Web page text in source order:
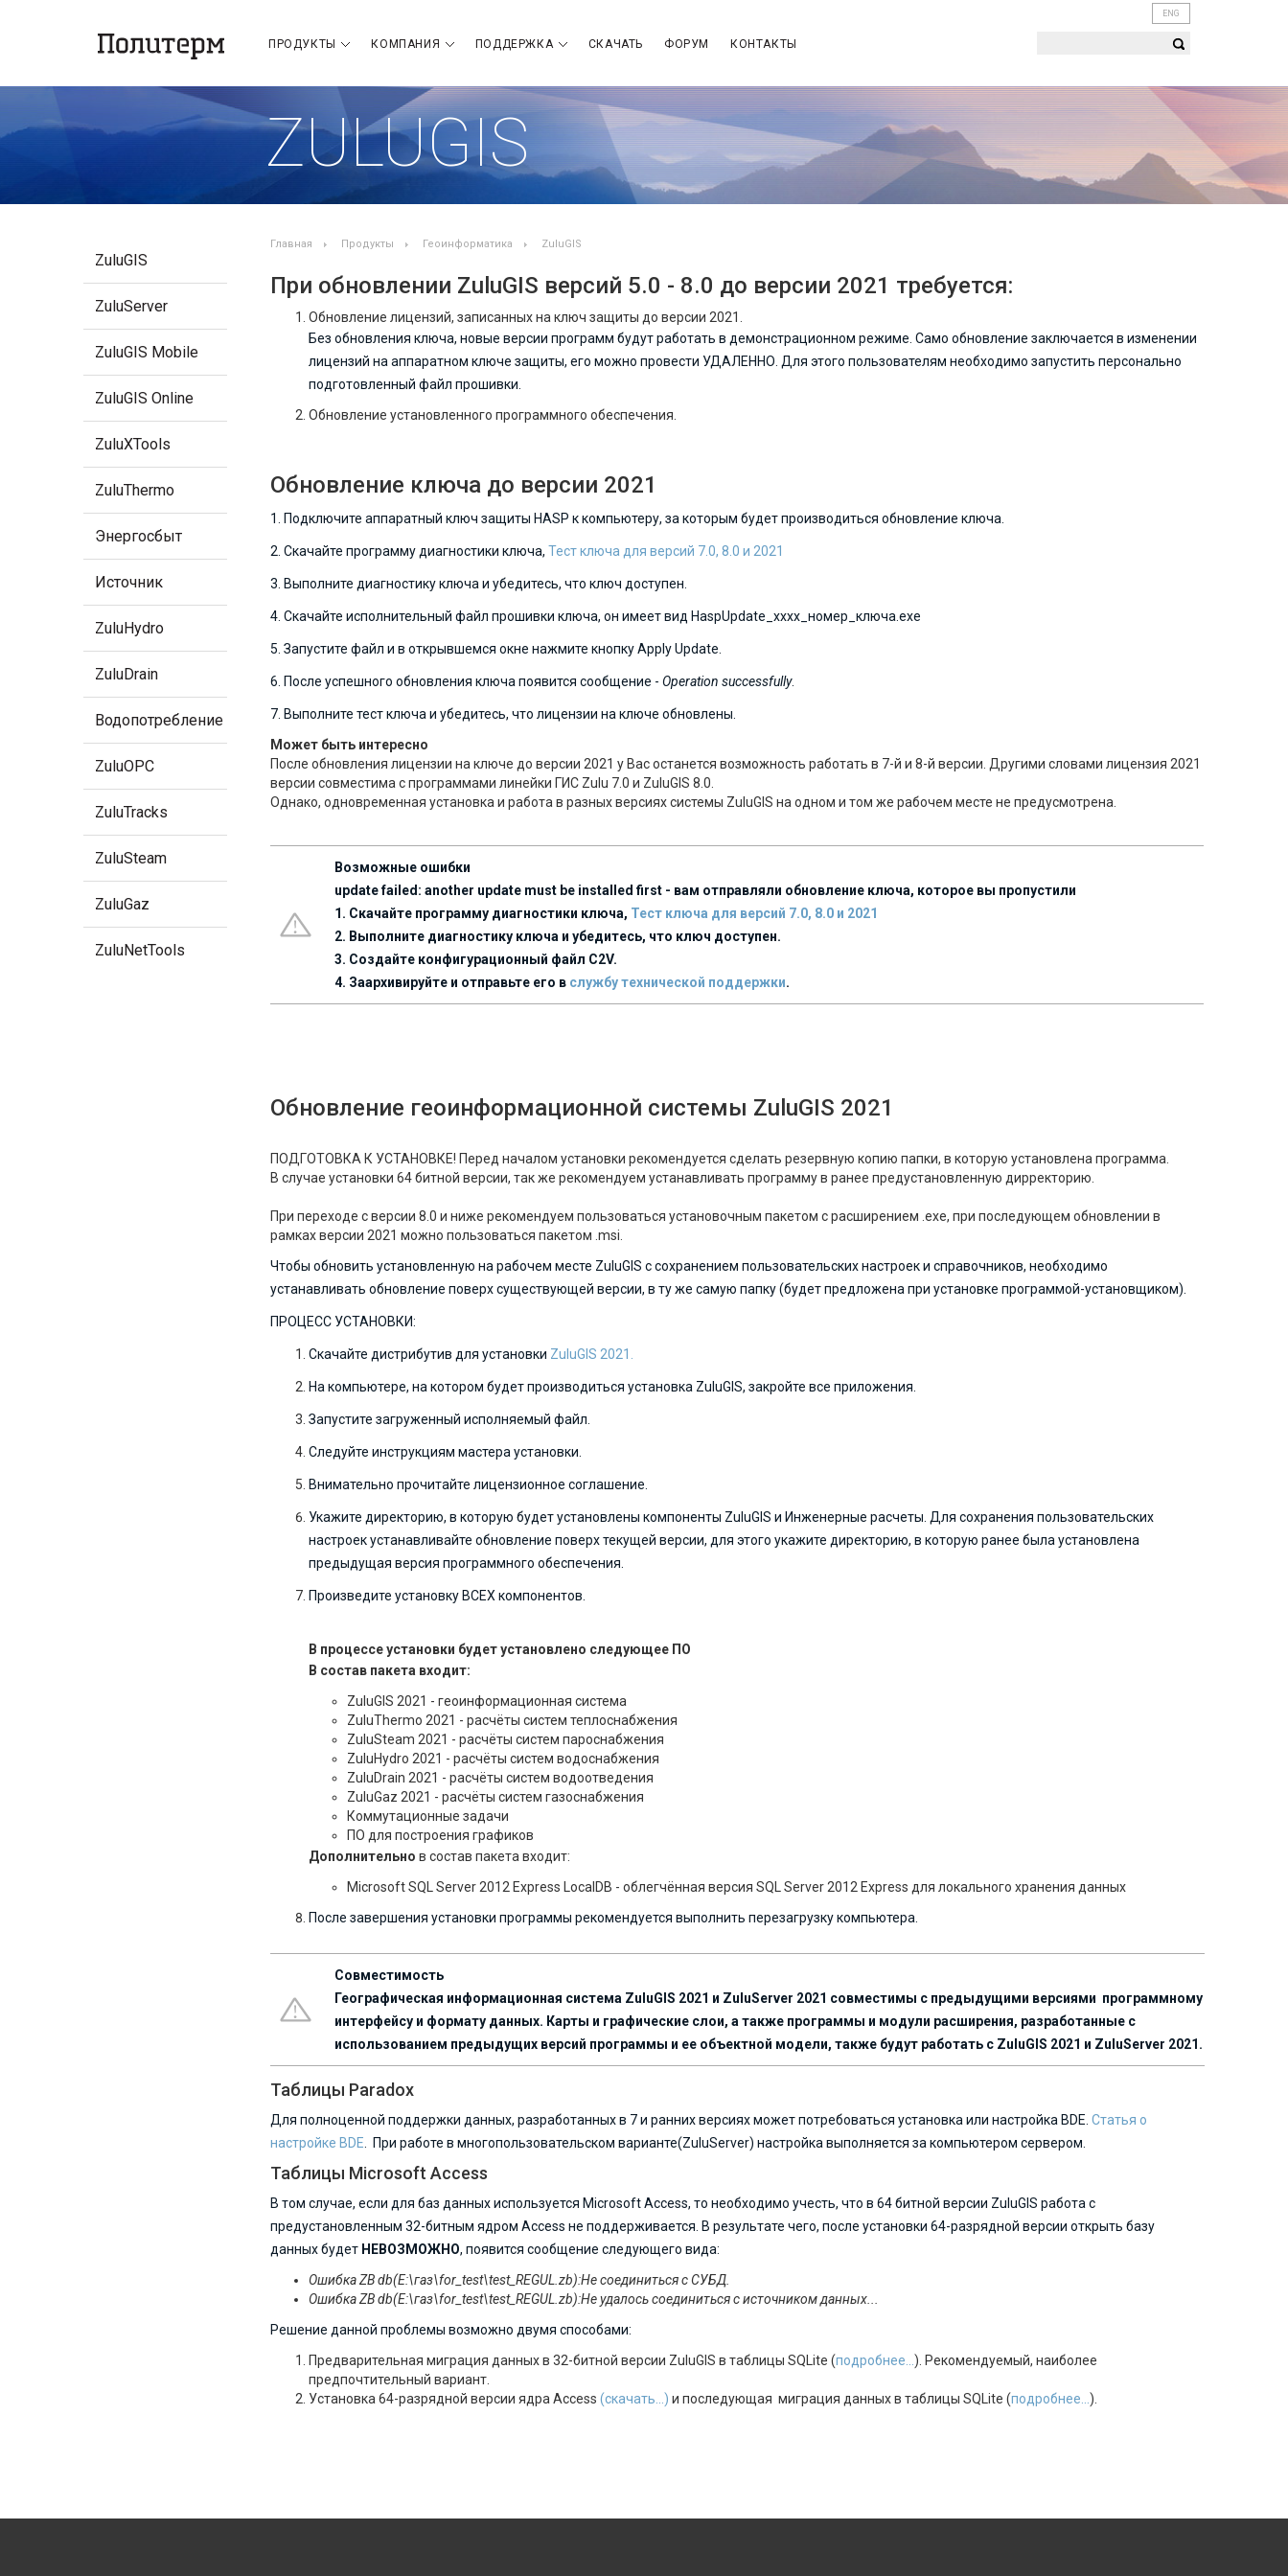
ПРОДУКТЫ КОМПАНИЯ ПОДДЕРЖКА СКАЧАТЬ ФОРУМ КОНТАКТЫ
ENG
ZULUGIS
ZuluGIS
ZuluServer
ZuluGIS Mobile
ZuluGIS Online
ZuluXTools
ZuluThermo
Энергосбыт
Источник
ZuluHydro
ZuluDrain
Водопотребление
ZuluOPC
ZuluTracks
ZuluSteam
ZuluGaz
ZuluNetTools
Главная Продукты Геоинформатика ZuluGIS
При обновлении ZuluGIS версий 5.0 - 8.0 до версии 2021 требуется:
Обновление лицензий, записанных на ключ защиты до версии 2021.
Без обновления ключа, новые версии программ будут работать в демонстрационном режиме. Само обновление заключается в изменении
лицензий на аппаратном ключе защиты, его можно провести УДАЛЕННО. Для этого пользователям необходимо запустить персонально
подготовленный файл прошивки.
Обновление установленного программного обеспечения.
Обновление ключа до версии 2021
1. Подключите аппаратный ключ защиты HASP к компьютеру, за которым будет производиться обновление ключа.
2. Скачайте программу диагностики ключа, Тест ключа для версий 7.0, 8.0 и 2021
3. Выполните диагностику ключа и убедитесь, что ключ доступен.
4. Скачайте исполнительный файл прошивки ключа, он имеет вид HaspUpdate_хххх_номер_ключа.exe
5. Запустите файл и в открывшемся окне нажмите кнопку Apply Update.
6. После успешного обновления ключа появится сообщение - Operation successfully.
7. Выполните тест ключа и убедитесь, что лицензии на ключе обновлены.
Может быть интересно
После обновления лицензии на ключе до версии 2021 у Вас останется возможность работать в 7-й и 8-й версии. Другими словами лицензия 2021
версии совместима с программами линейки ГИС Zulu 7.0 и ZuluGIS 8.0.
Однако, одновременная установка и работа в разных версиях системы ZuluGIS на одном и том же рабочем месте не предусмотрена.
Возможные ошибки
update failed: another update must be installed first - вам отправляли обновление ключа, которое вы пропустили
1. Скачайте программу диагностики ключа, Тест ключа для версий 7.0, 8.0 и 2021
2. Выполните диагностику ключа и убедитесь, что ключ доступен.
3. Создайте конфигурационный файл C2V.
4. Заархивируйте и отправьте его в службу технической поддержки.
Обновление геоинформационной системы ZuluGIS 2021
ПОДГОТОВКА К УСТАНОВКЕ! Перед началом установки рекомендуется сделать резервную копию папки, в которую установлена программа.
В случае установки 64 битной версии, так же рекомендуем устанавливать программу в ранее предустановленную дирректорию.
При переходе с версии 8.0 и ниже рекомендуем пользоваться установочным пакетом с расширением .exe, при последующем обновлении в
рамках версии 2021 можно пользоваться пакетом .msi
Чтобы обновить установленную на рабочем месте ZuluGIS с сохранением пользовательских настроек и справочников, необходимо
устанавливать обновление поверх существующей версии, в ту же самую папку (будет предложена при установке программой-установщиком).
ПРОЦЕСС УСТАНОВКИ:
Скачайте дистрибутив для установки ZuluGIS 2021.
На компьютере, на котором будет производиться установка ZuluGIS, закройте все приложения.
Запустите загруженный исполняемый файл.
Следуйте инструкциям мастера установки.
Внимательно прочитайте лицензионное соглашение.
Укажите директорию, в которую будет установлены компоненты ZuluGIS и Инженерные расчеты. Для сохранения пользовательских
настроек устанавливайте обновление поверх текущей версии, для этого укажите директорию, в которую ранее была установлена
предыдущая версия программного обеспечения.
Произведите установку ВСЕХ компонентов.
В процессе установки будет установлено следующее ПО
В состав пакета входит:
ZuluGIS 2021 - геоинформационная система
ZuluThermo 2021 - расчёты систем теплоснабжения
ZuluSteam 2021 - расчёты систем пароснабжения
ZuluHydro 2021 - расчёты систем водоснабжения
ZuluDrain 2021 - расчёты систем водоотведения
ZuluGaz 2021 - расчёты систем газоснабжения
Коммутационные задачи
ПО для построения графиков
Дополнительно в состав пакета входит:
Microsoft SQL Server 2012 Express LocalDB - облегчённая версия SQL Server 2012 Express для локального хранения данных
После завершения установки программы рекомендуется выполнить перезагрузку компьютера.
Совместимость
Географическая информационная система ZuluGIS 2021 и ZuluServer 2021 совместимы с предыдущими версиями программному
интерфейсу и формату данных. Карты и графические слои, а также программы и модули расширения, разработанные с
использованием предыдущих версий программы и ее объектной модели, также будут работать с ZuluGIS 2021 и ZuluServer 2021.
Таблицы Paradox
Для полноценной поддержки данных, разработанных в 7 и ранних версиях может потребоваться установка или настройка BDE. Статья о
настройке BDE . При работе в многопользовательском варианте(ZuluServer) настройка выполняется за компьютером сервером.
Таблицы Microsoft Access
В том случае, если для баз данных используется Microsoft Access, то необходимо учесть, что в 64 битной версии ZuluGIS работа с
предустановленным 32-битным ядром Access не поддерживается. В результате чего, после установки 64-разрядной версии открыть базу
данных будет НЕВОЗМОЖНО, появится сообщение следующего вида:
Ошибка ZB db(E:\газ\for_test\test_REGUL.zb):Не соединиться с СУБД.
Ошибка ZB db(E:\газ\for_test\test_REGUL.zb):Не удалось соединиться с источником данных...
Решение данной проблемы возможно двумя способами:
Предварительная миграция данных в 32-битной версии ZuluGIS в таблицы SQLite (подробнее... ). Рекомендуемый, наиболее
предпочтительный вариант.
Установка 64-разрядной версии ядра Access (скачать...) и последующая миграция данных в таблицы SQLite (подробнее... ).